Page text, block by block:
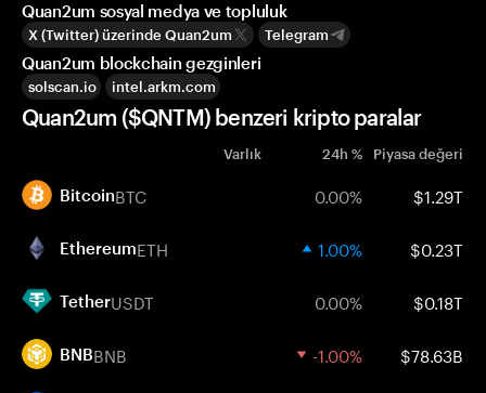
Quan2um sosyal medya ve topluluk
X (Twitter) üzerinde Quan2um Telegram
Quan2um blockchain gezginleri
solscan.io intel.arkm.com
Quan2um ($QNTM) benzeri kripto paralar
Varlık 24h % Piyasa değeri
BitcoinBTC 0.00% $1.29T
EthereumETH 1.00% $0.23T
TetherUSDT 0.00% $0.18T
BNBBNB -1.00% $78.63B